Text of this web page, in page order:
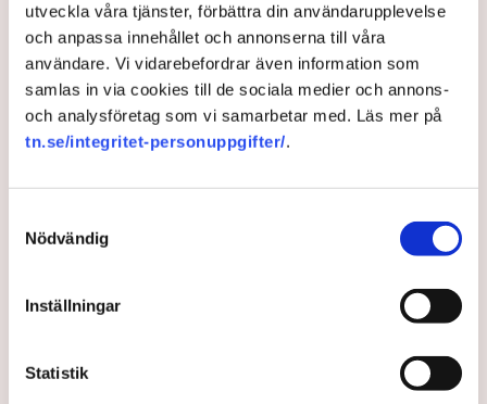
utveckla våra tjänster, förbättra din användarupplevelse
och anpassa innehållet och annonserna till våra
användare. Vi vidarebefordrar även information som
samlas in via cookies till de sociala medier och annons-
och analysföretag som vi samarbetar med. Läs mer på
tn.se/integritet-personuppgifter/.
Nödvändig
Inställningar
Statistik
tillståndsansvarig på Neova, som befinner sig på plats,
beskriver hur ett 40-tal personer spred ut sig över den
tillståndsgivna verksamhetsytan förra veckan och
stoppade all pågående verksamhet.
AI-sammanfattning
Aktivistgruppen Återställ Våtmarker har stoppat
Mats Henriksson från Neova beskriver omfattande
Aktivisterna har spridit ogräsfrön som hotar att
Rickard Axdorff från Svensk Torv varnar för ett